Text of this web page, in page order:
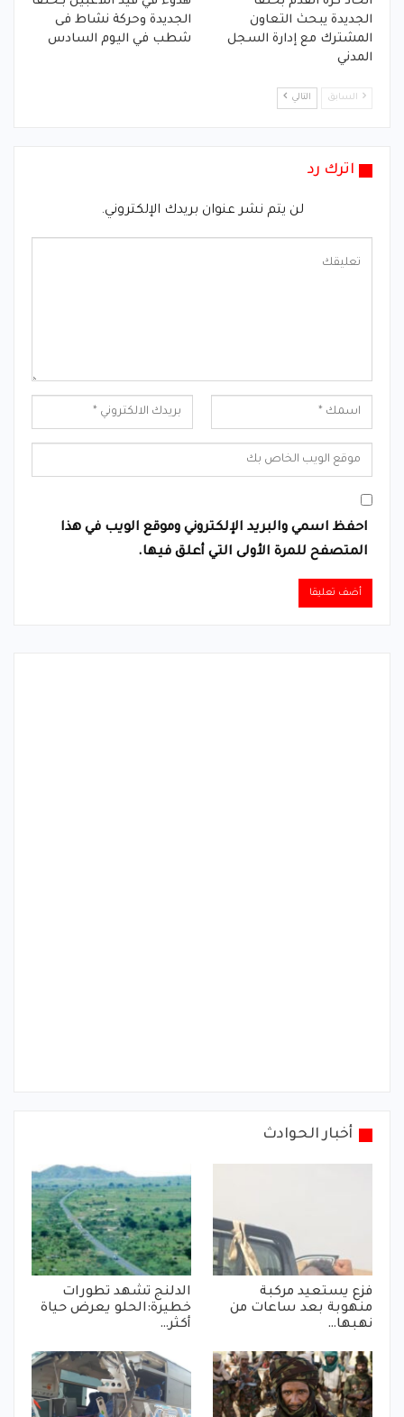
الجديدة يبحث التعاون
المشترك مع إدارة السجل
المدني
الجديدة وحركة نشاط فى
شطب في اليوم السادس
السابق التالي
اترك رد
لن يتم نشر عنوان بريدك الإلكتروني.
احفظ اسمي والبريد الإلكتروني وموقع الويب في هذا
المتصفح للمرة الأولى التي أعلق فيها.
أخبار الحوادث
فزع يستعيد مركبة
منهوبة بعد ساعات من
نهبها…
الدلنج تشهد تطورات
خطيرة:الحلو يعرض حياة
أكثر…